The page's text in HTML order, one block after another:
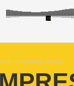
4 – Dynablaster Sound